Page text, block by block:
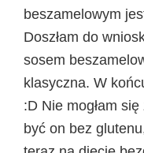
beszamelowym
Doszłam do
sosem
klasyczna. W
:D Nie mogłam
być on bez